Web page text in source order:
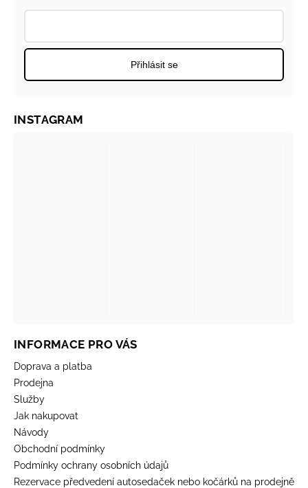
Přihlásit se
INFORMACE PRO VÁS
Doprava a platba
Prodejna
Služby
Jak nakupovat
Návody
Obchodní podmínky
Podmínky ochrany osobních údajů
Rezervace předvedení autosedaček nebo kočárků na prodejně
INSTAGRAM